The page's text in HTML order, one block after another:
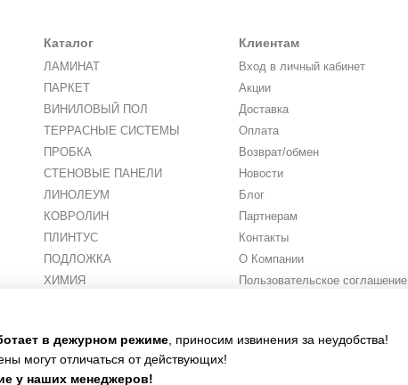
Каталог
ЛАМИНАТ
ПАРКЕТ
ВИНИЛОВЫЙ ПОЛ
ТЕРРАСНЫЕ СИСТЕМЫ
ПРОБКА
СТЕНОВЫЕ ПАНЕЛИ
ЛИНОЛЕУМ
КОВРОЛИН
ПЛИНТУС
ПОДЛОЖКА
ХИМИЯ
Клиентам
Вход в личный кабинет
Акции
Доставка
Оплата
Возврат/обмен
Новости
Блог
Партнерам
Контакты
О Компании
Пользовательское соглашение
в дежурном режиме , приносим извинения за неудобства!
могут отличаться от действующих!
у наших менеджеров!